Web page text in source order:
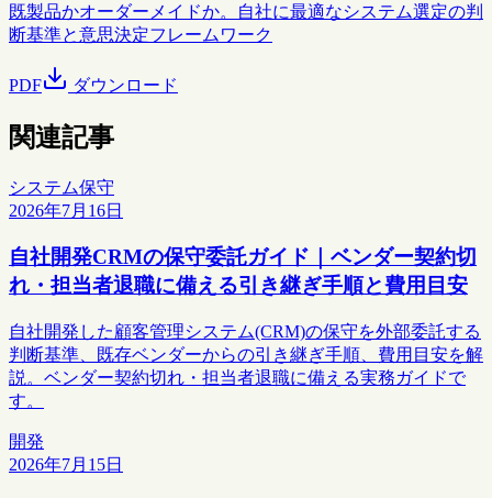
既製品かオーダーメイドか。自社に最適なシステム選定の判
断基準と意思決定フレームワーク
PDF ダウンロード
関連記事
システム保守
2026年7月16日
自社開発CRMの保守委託ガイド｜ベンダー契約切
れ・担当者退職に備える引き継ぎ手順と費用目安
自社開発した顧客管理システム(CRM)の保守を外部委託する
判断基準、既存ベンダーからの引き継ぎ手順、費用目安を解
説。ベンダー契約切れ・担当者退職に備える実務ガイドで
す。
開発
2026年7月15日